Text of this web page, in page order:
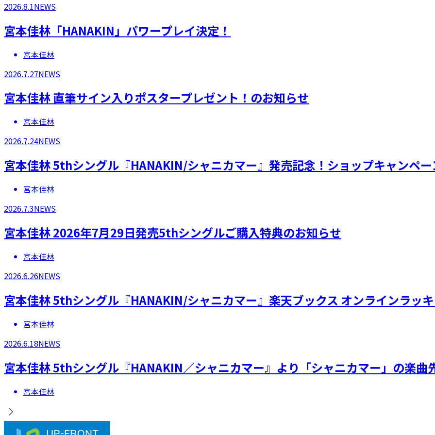
2026.8.1NEWS
宮本佳林「HANAKIN」パワープレイ決定！
宮本佳林
2026.7.27NEWS
宮本佳林 直筆サイン入りポスタープレゼント！のお知らせ
宮本佳林
2026.7.24NEWS
宮本佳林 5thシングル『HANAKIN/シャニカマー』発売記念！ショップキャンペ
宮本佳林
2026.7.3NEWS
宮本佳林 2026年7月29日発売5thシングルご購入特典のお知らせ
宮本佳林
2026.6.26NEWS
宮本佳林 5thシングル『HANAKIN/シャニカマー』楽天ブックス オンラインラッ
宮本佳林
2026.6.18NEWS
宮本佳林 5thシングル『HANAKIN／シャニカマー』より「シャニカマー」の楽曲
宮本佳林